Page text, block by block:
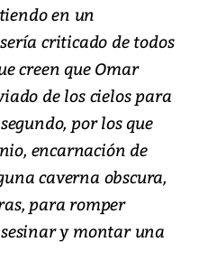
en un
criticado de todos
creen que Omar
de los cielos para
por los que
encarnación de
caverna obscura,
para romper
y montar una